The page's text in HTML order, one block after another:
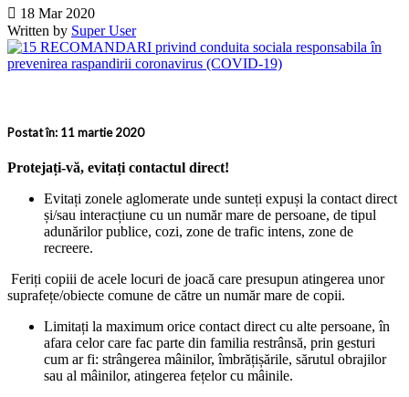
 18 Mar 2020
Written by Super User
Postat în: 11 martie 2020
Protejați-vă, evitați contactul direct!
Evitați zonele aglomerate unde sunteți expuși la contact direct
și/sau interacțiune cu un număr mare de persoane, de tipul
adunărilor publice, cozi, zone de trafic intens, zone de
recreere.
Feriți copiii de acele locuri de joacă care presupun atingerea unor
suprafețe/obiecte comune de către un număr mare de copii.
Limitați la maximum orice contact direct cu alte persoane, în
afara celor care fac parte din familia restrânsă, prin gesturi
cum ar fi: strângerea mâinilor, îmbrățișările, sărutul obrajilor
sau al mâinilor, atingerea fețelor cu mâinile.